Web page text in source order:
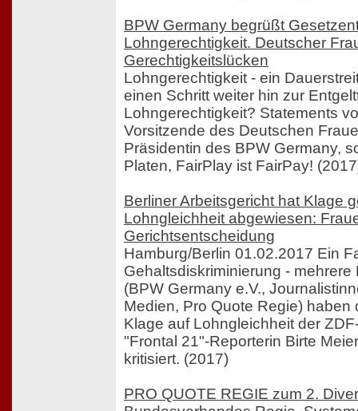
BPW Germany begrüßt
Lohngerechtigkeit. Deutscher
Gerechtigkeitslücken
Lohngerechtigkeit - ein
einen Schritt weiter hin zur
Lohngerechtigkeit? Statements
Vorsitzende des Deutschen
Präsidentin des BPW Germany,
Platen, FairPlay ist FairPay!
Berliner Arbeitsgericht hat Klage
Lohngleichheit abgewiesen:
Gerichtsentscheidung
Hamburg/Berlin 01.02.2017 Ein
Gehaltsdiskriminierung -
(BPW Germany e.V.,
Medien, Pro Quote Regie) haben
Klage auf Lohngleichheit der
"Frontal 21"-Reporterin Birte
kritisiert. (2017)
PRO QUOTE REGIE zum 2.